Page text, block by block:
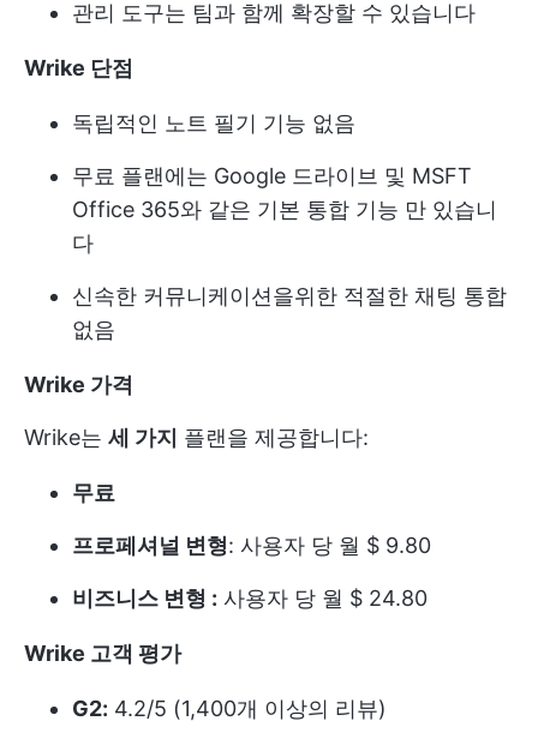
관리 도구는 팀과 함께 확장할 수 있습니다
Wrike 단점
독립적인 노트 필기 기능 없음
무료 플랜에는 Google 드라이브 및 MSFT
Office 365와 같은 기본 통합 기능 만 있습니
다
신속한 커뮤니케이션을위한 적절한 채팅 통합
없음
Wrike 가격
Wrike는 세 가지 플랜을 제공합니다:
무료
프로페셔널 변형: 사용자 당 월 $ 9.80
비즈니스 변형 : 사용자 당 월 $ 24.80
Wrike 고객 평가
G2: 4.2/5 (1,400개 이상의 리뷰)